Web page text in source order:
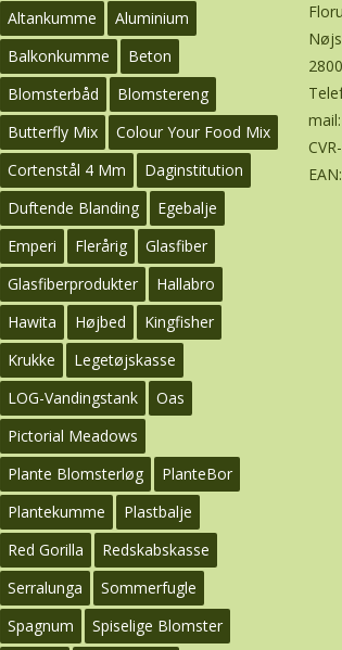
Altankumme
Aluminium
Balkonkumme
Beton
Blomsterbåd
Blomstereng
Butterfly Mix
Colour Your Food Mix
Cortenstål 4 Mm
Daginstitution
Duftende Blanding
Egebalje
Emperi
Flerårig
Glasfiber
Glasfiberprodukter
Hallabro
Hawita
Højbed
Kingfisher
Krukke
Legetøjskasse
LOG-Vandingstank
Oas
Pictorial Meadows
Plante Blomsterløg
PlanteBor
Plantekumme
Plastbalje
Red Gorilla
Redskabskasse
Serralunga
Sommerfugle
Spagnum
Spiselige Blomster
mail: